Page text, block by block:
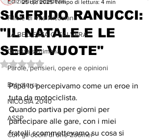
Pillole di Vita Nicosiana
LA BELLEZZA CI SALVERA'
Questa settimana...
Parole, pensieri, opere e opinioni
Entroterra
NICOSIA 2040
ASSP
Con gli occhi di uno Zoomer
SIGFRIDO RANUCCI:
"IL NATALE E LE
SEDIE VUOTE"
25 dic 2025 Tempo di lettura: 4 min
Valutazione NaN stelle su 5.
Papà lo percepivamo come un eroe in
tuta da motociclista.
Quando partiva per giorni per
partecipare alle gare, con i miei
fratelli scommettevamo su cosa si